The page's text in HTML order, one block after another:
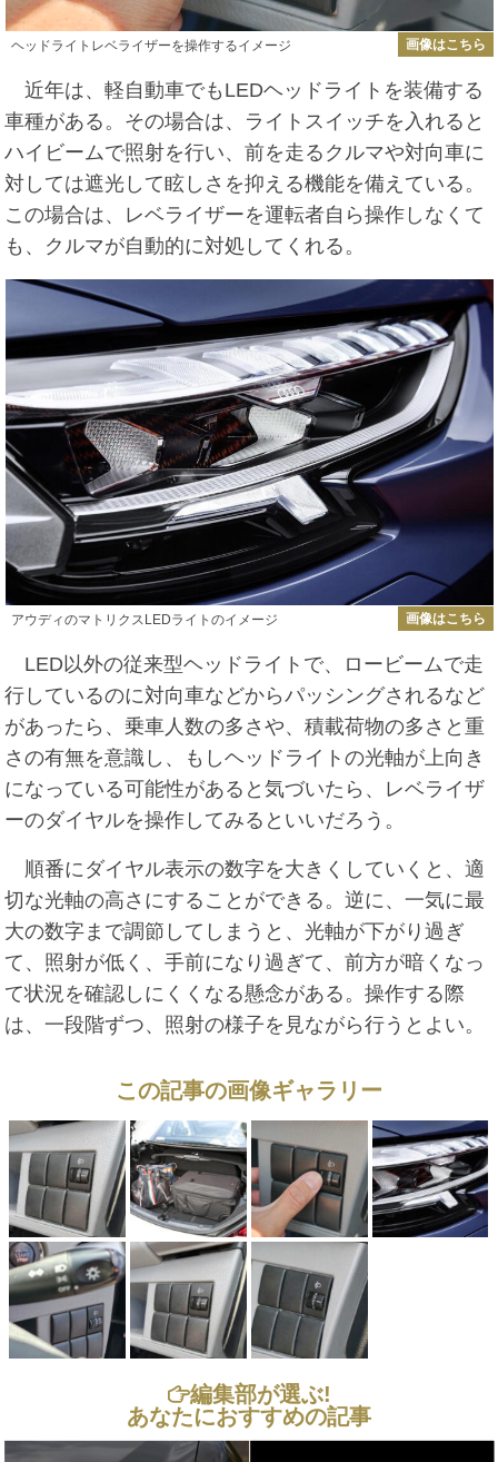
ヘッドライトレベライザーを操作するイメージ 画像はこちら
近年は、軽自動車でもLEDヘッドライトを装備する
車種がある。その場合は、ライトスイッチを入れると
ハイビームで照射を行い、前を走るクルマや対向車に
対しては遮光して眩しさを抑える機能を備えている。
この場合は、レベライザーを運転者自ら操作しなくて
も、クルマが自動的に対処してくれる。
アウディのマトリクスLEDライトのイメージ 画像はこちら
LED以外の従来型ヘッドライトで、ロービームで走
行しているのに対向車などからパッシングされるなど
があったら、乗車人数の多さや、積載荷物の多さと重
さの有無を意識し、もしヘッドライトの光軸が上向き
になっている可能性があると気づいたら、レベライザ
ーのダイヤルを操作してみるといいだろう。
順番にダイヤル表示の数字を大きくしていくと、適
切な光軸の高さにすることができる。逆に、一気に最
大の数字まで調節してしまうと、光軸が下がり過ぎ
て、照射が低く、手前になり過ぎて、前方が暗くなっ
て状況を確認しにくくなる懸念がある。操作する際
は、一段階ずつ、照射の様子を見ながら行うとよい。
この記事の画像ギャラリー
編集部が選ぶ!
あなたにおすすめの記事